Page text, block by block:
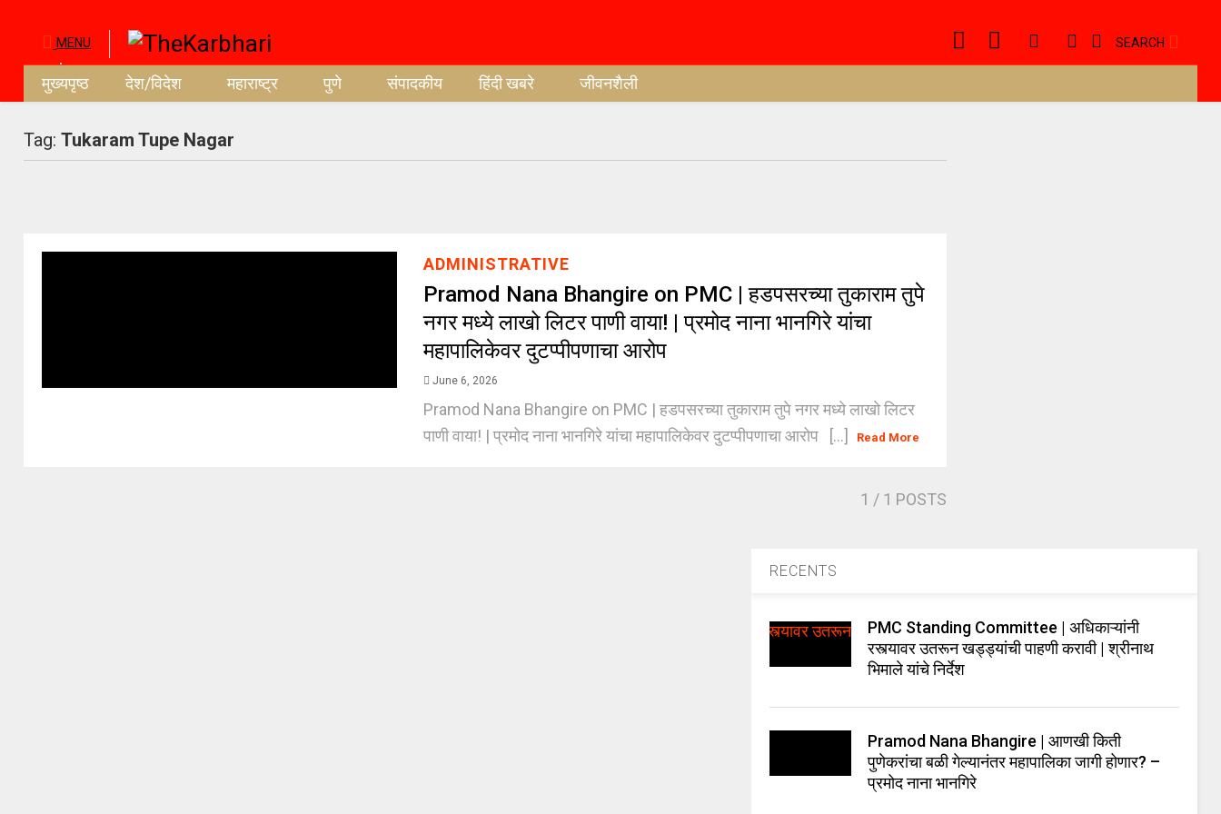
MENU SEARCH
मुख्यपृष्ठ देश/विदेश महाराष्ट्र पुणे संपादकीय हिंदी खबरे जीवनशैली
Tag:Tukaram Tupe Nagar
ADMINISTRATIVE
Pramod Nana Bhangire on PMC | हडपसरच्या तुकाराम तुपे
नगर मध्ये लाखो लिटर पाणी वाया! | प्रमोद नाना भानगिरे यांचा
महापालिकेवर दुटप्पीपणाचा आरोप
June 6, 2026
Pramod Nana Bhangire on PMC | हडपसरच्या तुकाराम तुपे नगर मध्ये लाखो लिटर
पाणी वाया! | प्रमोद नाना भानगिरे यांचा महापालिकेवर दुटप्पीपणाचा आरोप [...]
Read More
1 / 1 POSTS
RECENTS
PMC Standing Committee | अधिकाऱ्यांनी
रस्त्यावर उतरून खड्ड्यांची पाहणी करावी | श्रीनाथ
भिमाले यांचे निर्देश
Pramod Nana Bhangire | आणखी किती
पुणेकरांचा बळी गेल्यानंतर महापालिका जागी होणार? –
प्रमोद नाना भानगिरे